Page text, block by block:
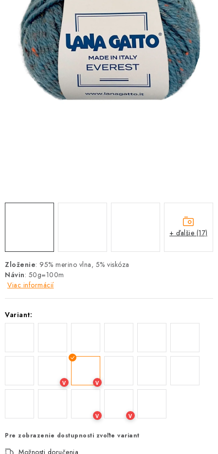
Zloženie: 95% merino vlna, 5% viskóza
Návin: 50g=100m
Viac informácií
Variant:
V V
V V
Pre zobrazenie dostupnosti zvoľte variant
Možnosti doručenia
+ ďalšie (17)